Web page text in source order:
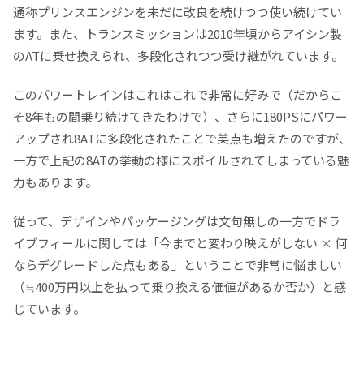
通称プリンスエンジンを未だに改良を続けつつ使い続けてい
ます。また、トランスミッションは2010年頃からアイシン製
のATに乗せ換えられ、多段化されつつ受け継がれています。
このパワートレインはこれはこれで非常に好みで（だからこ
そ8年もの間乗り続けてきたわけで）、さらに180PSにパワー
アップされ8ATに多段化されたことで美点も増えたのですが、
一方で上記の8ATの挙動の様にスポイルされてしまっている魅
力もあります。
従って、デザインやパッケージングは文句無しの一方でドラ
イブフィールに関しては「今までと変わり映えがしない × 何
ならデグレードした点もある」ということで非常に悩ましい
（≒400万円以上を払って乗り換える価値があるか否か）と感
じています。